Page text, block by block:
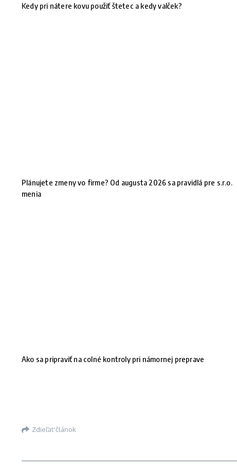
Kedy pri nátere kovu použiť štetec a kedy valček?
Plánujete zmeny vo firme? Od augusta 2026 sa pravidlá pre s.r.o.
menia
Ako sa pripraviť na colné kontroly pri námornej preprave
Zdieľať článok